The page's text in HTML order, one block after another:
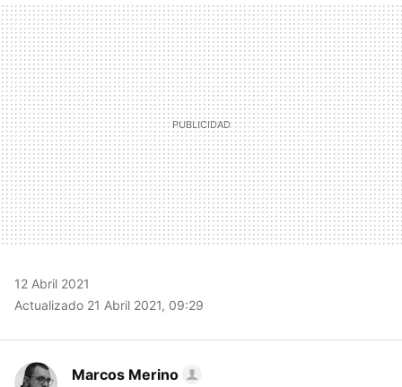
MAIL
12 Abril 2021
Actualizado 21 Abril 2021, 09:29
Marcos Merino